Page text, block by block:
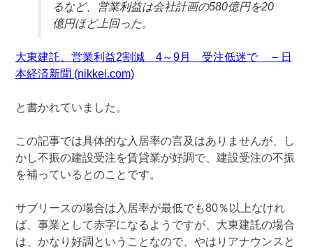
るなど、営業利益は会社計画の580億円を20
億円ほど上回った。
大東建託、営業利益2割減 4～9月 受注低迷で – 日
本経済新聞 (nikkei.com)
と書かれていました。
この記事では具体的な入居率の言及はありませんが、し
かし不振の建設受注を賃貸業が好調で、建設受注の不振
を補っているとのことです。
サブリースの場合は入居率が最低でも80％以上なけれ
ば、事業として赤字になるようですが、大東建託の場合
は、かなり好調ということなので、やはりアナウンスと